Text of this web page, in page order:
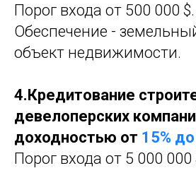
Порог входа от 500 000 $.
Обеспечение -
объект недвижимости.
4.Кредитование
девелоперских
доходностью от 15%
Порог входа от 5 000 000